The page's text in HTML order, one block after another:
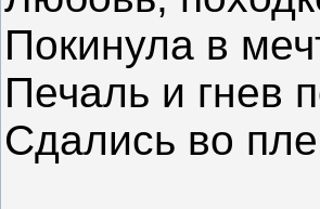
Покинула в
Печаль и гнев
Сдались во